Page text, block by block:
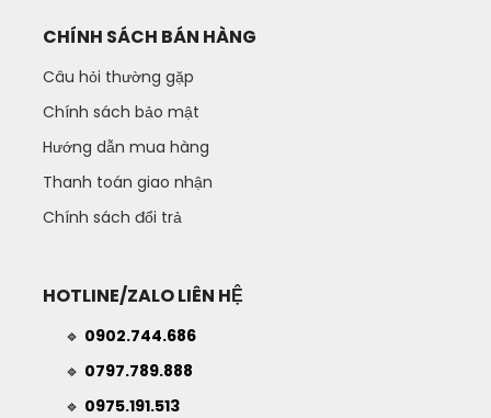
CHÍNH SÁCH BÁN HÀNG
Câu hỏi thường gặp
Chính sách bảo mật
Hướng dẫn mua hàng
Thanh toán giao nhận
Chính sách đổi trả
HOTLINE/ZALO LIÊN HỆ
🔹 0902.744.686
🔹 0797.789.888
🔹 0975.191.513